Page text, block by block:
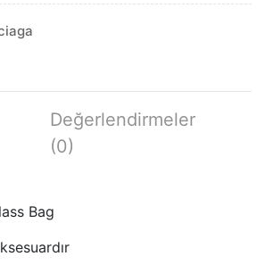
Değerlendirmeler
(0)
Bag